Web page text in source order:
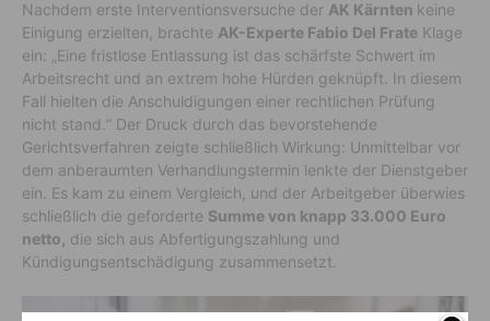
Nachdem erste Interventionsversuche der AK Kärnten keine
Einigung erzielten brachte AK-Experte Fabio Del Frate Klage
ein:
„Eine fristlose Entlassung ist das schärfste Schwert im
Arbeitsrecht und an extrem hohe Hürden geknüpft. In diesem
Fall hielten die Anschuldigungen einer rechtlichen Prüfung
nicht stand.“ Der Druck durch das bevorstehende
Gerichtsverfahren zeigte schließlich Wirkung: Unmittelbar vor
dem anberaumten Verhandlungstermin lenkte der Dienstgeber
ein. Es kam zu einem Vergleich, und der Arbeitgeber überwies
schließlich die geforderte Summe von knapp 33.000 Euro
netto, die sich aus Abfertigungszahlung und
Kündigungsentschädigung zusammensetzt